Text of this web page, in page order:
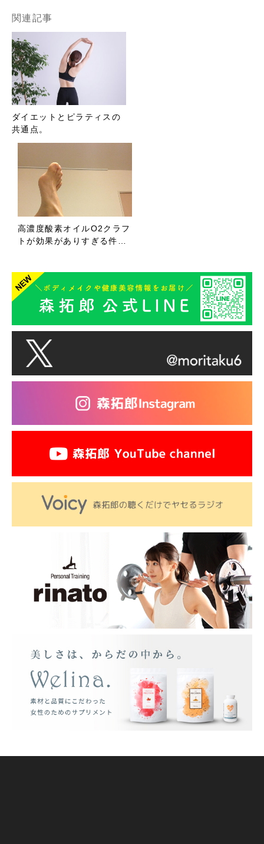
関連記事
ダイエットとピラティスの
共通点。
高濃度酸素オイルO2クラフ
トが効果がありすぎる件…